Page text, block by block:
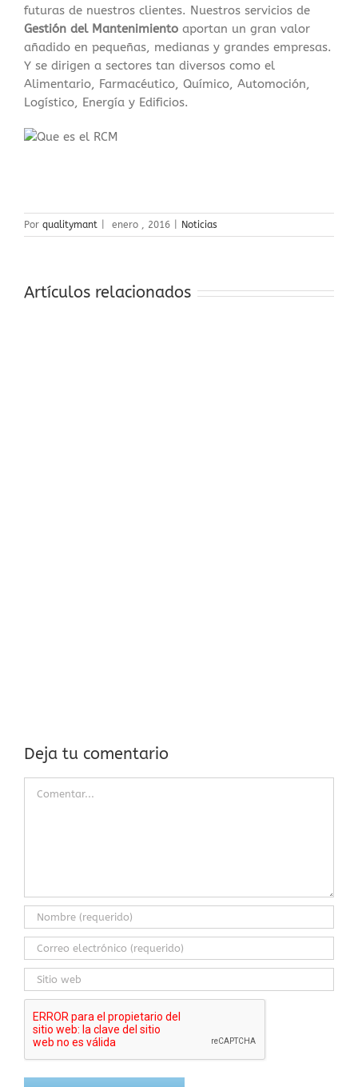
futuras de nuestros clientes. Nuestros servicios de
Gestión del Mantenimiento aportan un gran valor
añadido en pequeñas, medianas y grandes empresas.
Y se dirigen a sectores tan diversos como el
Alimentario, Farmacéutico, Químico, Automoción,
Logístico, Energía y Edificios.
Por qualitymant enero , 2016 Noticias
Artículos relacionados
Deja tu comentario